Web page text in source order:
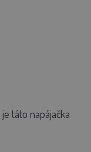
je táto napájačka